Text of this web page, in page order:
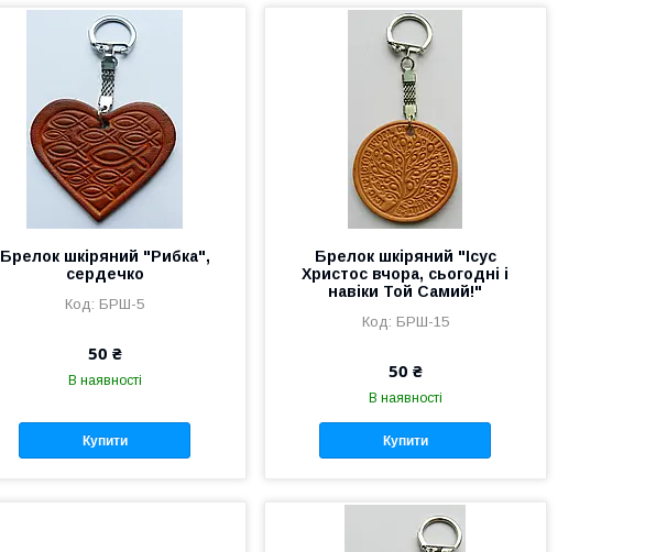
Брелок шкіряний "Рибка",
сердечко
БРШ-5
50 ₴
В наявності
Купити
Брелок шкіряний "Ісус
Христос вчора, сьогодні і
навіки Той Самий!"
БРШ-15
50 ₴
В наявності
Купити